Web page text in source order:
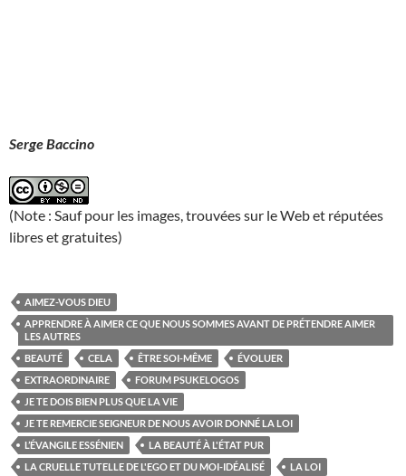
Serge Baccino
(Note : Sauf pour les images, trouvées sur le Web et réputées
libres et gratuites)
AIMEZ-VOUS DIEU
APPRENDRE À AIMER CE QUE NOUS SOMMES AVANT DE PRÉTENDRE AIMER
LES AUTRES
BEAUTÉ
CELA ÊTRE SOI-MÊME
ÉVOLUER
EXTRAORDINAIRE
FORUM PSUKELOGOS
JE TE DOIS BIEN PLUS QUE LA VIE
JE TE REMERCIE SEIGNEUR DE NOUS AVOIR DONNÉ LA LOI
L’ÉVANGILE ESSÉNIEN
LA BEAUTÉ À L'ÉTAT PUR
LA CRUELLE TUTELLE DE L'EGO ET DU MOI-IDÉALISÉ
LA LOI